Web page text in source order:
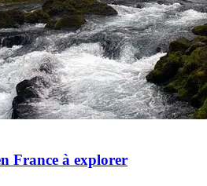
France à explorer